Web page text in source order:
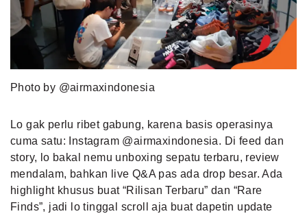
Photo by @airmaxindonesia
Lo gak perlu ribet gabung, karena basis operasinya
cuma satu: Instagram @airmaxindonesia. Di feed dan
story, lo bakal nemu unboxing sepatu terbaru, review
mendalam, bahkan live Q&A pas ada drop besar. Ada
highlight khusus buat “Rilisan Terbaru” dan “Rare
Finds”, jadi lo tinggal scroll aja buat dapetin update